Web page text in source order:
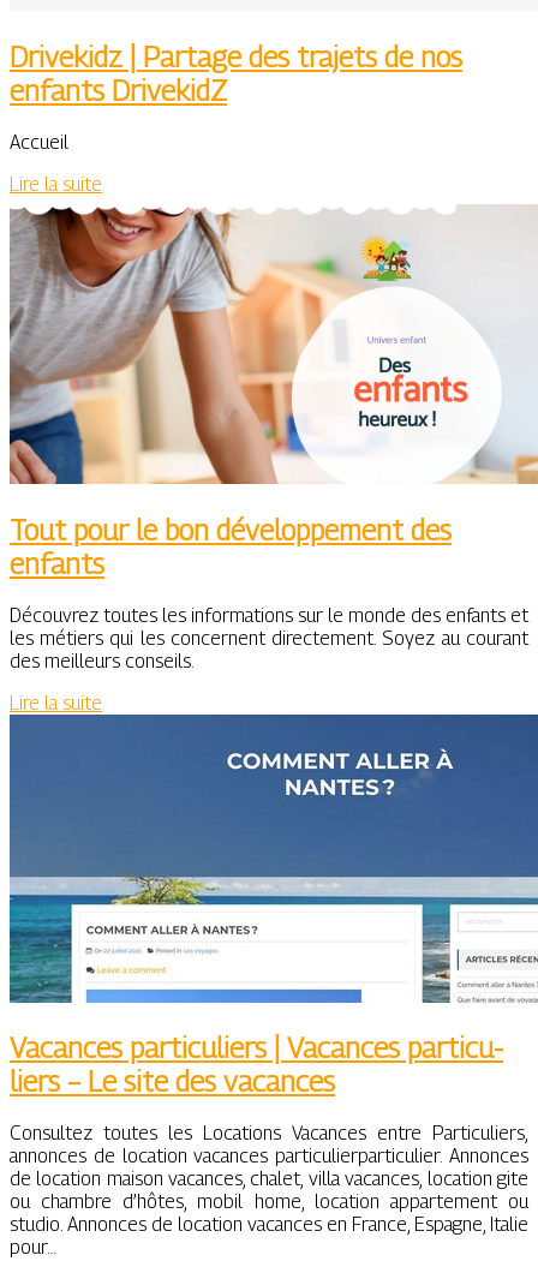
Drivekidz | Partage des trajets de nos
enfants DrivekidZ
Accueil
Lire la suite
Tout pour le bon développement des
enfants
Découvrez toutes les informations sur le monde des enfants et
les métiers qui les concernent directement. Soyez au courant
des meilleurs conseils.
Lire la suite
Vacances par­ticu­liers | Vacances par­ticu­
liers – Le site des vacances
Consultez toutes les Locations Vacances entre Particuliers,
annonces de location vacances particulierparticulier. Annonces
de location maison vacances, chalet, villa vacances, location gite
ou chambre d’hôtes, mobil home, location appartement ou
studio. Annonces de location vacances en France, Espagne, Italie
pour…